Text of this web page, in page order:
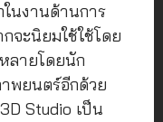
นงานด้านการ
จะนิยมใช้ใช้โดย
ลายโดยนัก
พยนตร์อีกด้วย
Studio เป็น